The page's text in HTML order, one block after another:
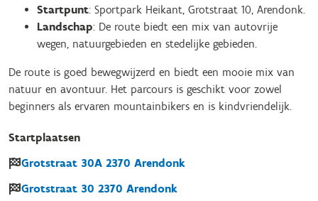
Startpunt: Sportpark Heikant, Grotstraat 10, Arendonk.
Landschap: De route biedt een mix van autovrije
wegen, natuurgebieden en stedelijke gebieden.
De route is goed bewegwijzerd en biedt een mooie mix van
natuur en avontuur. Het parcours is geschikt voor zowel
beginners als ervaren mountainbikers en is kindvriendelijk.
Startplaatsen
Grotstraat 30A 2370 Arendonk
Grotstraat 30 2370 Arendonk